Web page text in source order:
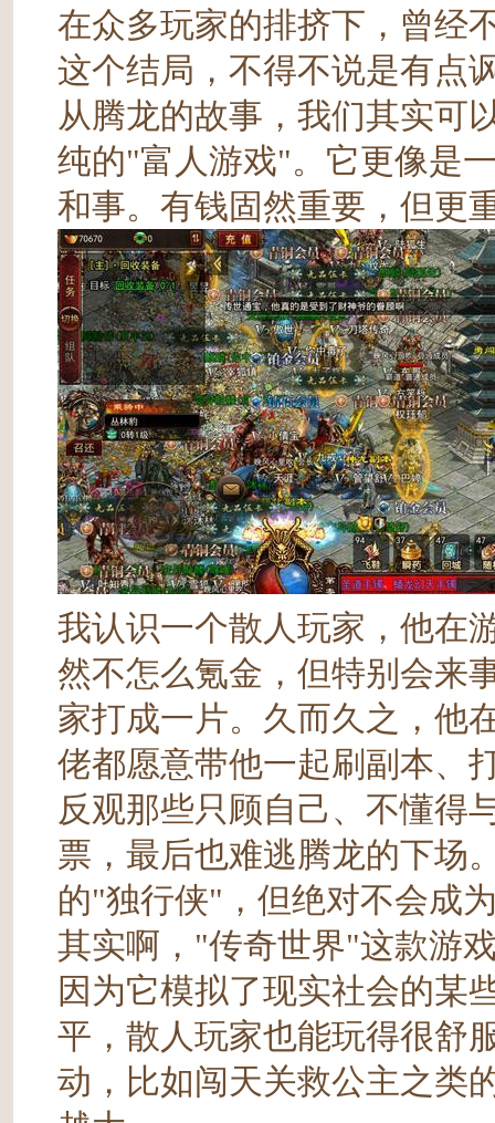
在众多玩家的排挤下，曾经
这个结局，不得不说是有点
从腾龙的故事，我们其实可
纯的"富人游戏"。它更像是
和事。有钱固然重要，但更
我认识一个散人玩家，他在
然不怎么氪金，但特别会来
家打成一片。久而久之，他
佬都愿意带他一起刷副本、
反观那些只顾自己、不懂得
票，最后也难逃腾龙的下场
的"独行侠"，但绝对不会成
其实啊，"传奇世界"这款游
因为它模拟了现实社会的某
平，散人玩家也能玩得很舒
动，比如闯天关救公主之类